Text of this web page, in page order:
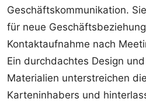
Geschäftskommunikation.
für neue
Kontaktaufnahme nach
Ein durchdachtes Design
Materialien unterstreichen
Karteninhabers und